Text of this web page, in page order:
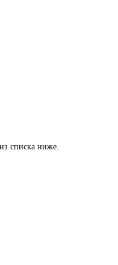
списка ниже.